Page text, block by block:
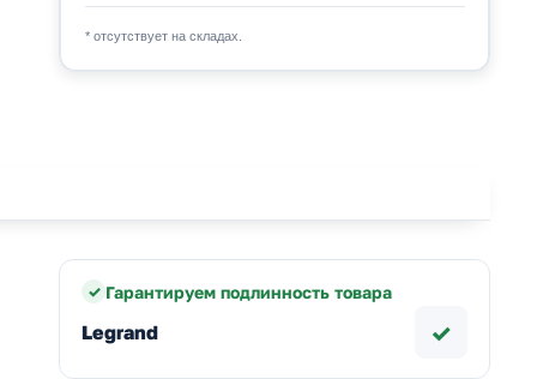
* отсутствует на складах.
Гарантируем подлинность товара
Legrand ✓